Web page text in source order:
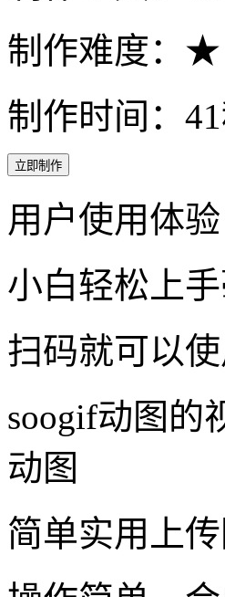
视频生成GIF
实用性: ♥♥♥
制作工具：
制作难度：★
制作时间：
立即制作
用户使用体验
小白轻松上
扫码就可以